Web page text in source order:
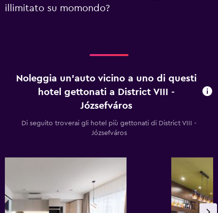
illimitato su momondo?
Noleggia un'auto vicino a uno di questi
hotel gettonati a District VIII -
Józsefváros
Di seguito troverai gli hotel più gettonati di District VIII -
Józsefváros